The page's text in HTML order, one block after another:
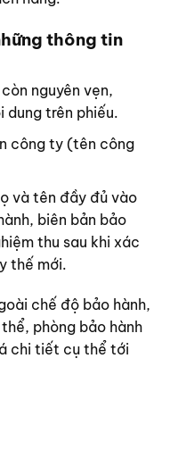
thông tin
nguyên vẹn,
dung trên phiếu.
công ty (tên công
và tên đầy đủ vào
biên bản bảo
thu sau khi xác
thế mới.
chế độ bảo hành,
phòng bảo hành
chi tiết cụ thể tới